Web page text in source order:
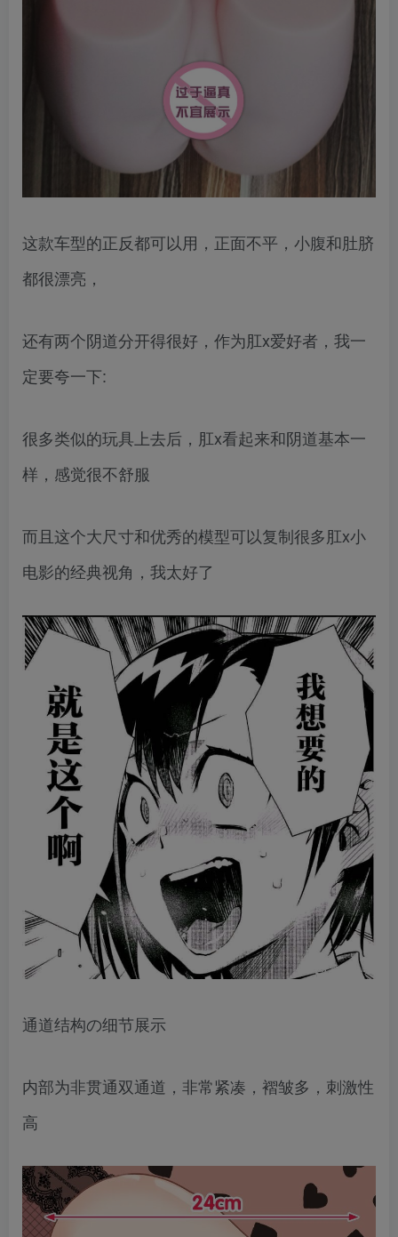
这款车型的正反都可以用，正面不平，小腹和肚脐
都很漂亮，
还有两个阴道分开得很好，作为肛x爱好者，我一
定要夸一下:
很多类似的玩具上去后，肛x看起来和阴道基本一
样，感觉很不舒服
而且这个大尺寸和优秀的模型可以复制很多肛x小
电影的经典视角，我太好了
通道结构の细节展示
内部为非贯通双通道，非常紧凑，褶皱多，刺激性
高